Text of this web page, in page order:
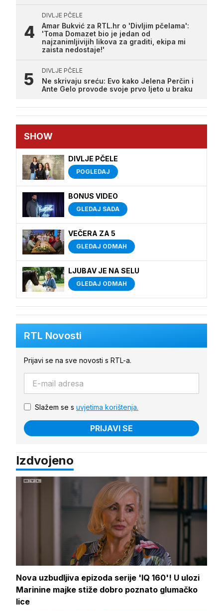
DIVLJE PČELE
Amar Bukvić za RTL.hr o 'Divljim pčelama':
'Toma Domazet bio je jedan od
najzanimljivijih likova za graditi, ekipa mi
zaista nedostaje!'
DIVLJE PČELE
Ne skrivaju sreću: Evo kako Jelena Perčin i
Ante Gelo provode svoje prvo ljeto u braku
SHOW
DIVLJE PČELE
POGLEDAJ
BONUS VIDEO
GLEDAJ SADA
VEČERA ZA 5
GLEDAJ ODMAH
LJUBAV JE NA SELU
GLEDAJ ODMAH
RTL Novosti
Prijavi se na sve novosti s RTL-a.
Slažem se s uvjetima korištenja.
PRIJAVI SE
Izdvojeno
Nova uzbudljiva epizoda serije 'IQ 160'! U ulozi
Marinine majke stiže dobro poznato glumačko
lice